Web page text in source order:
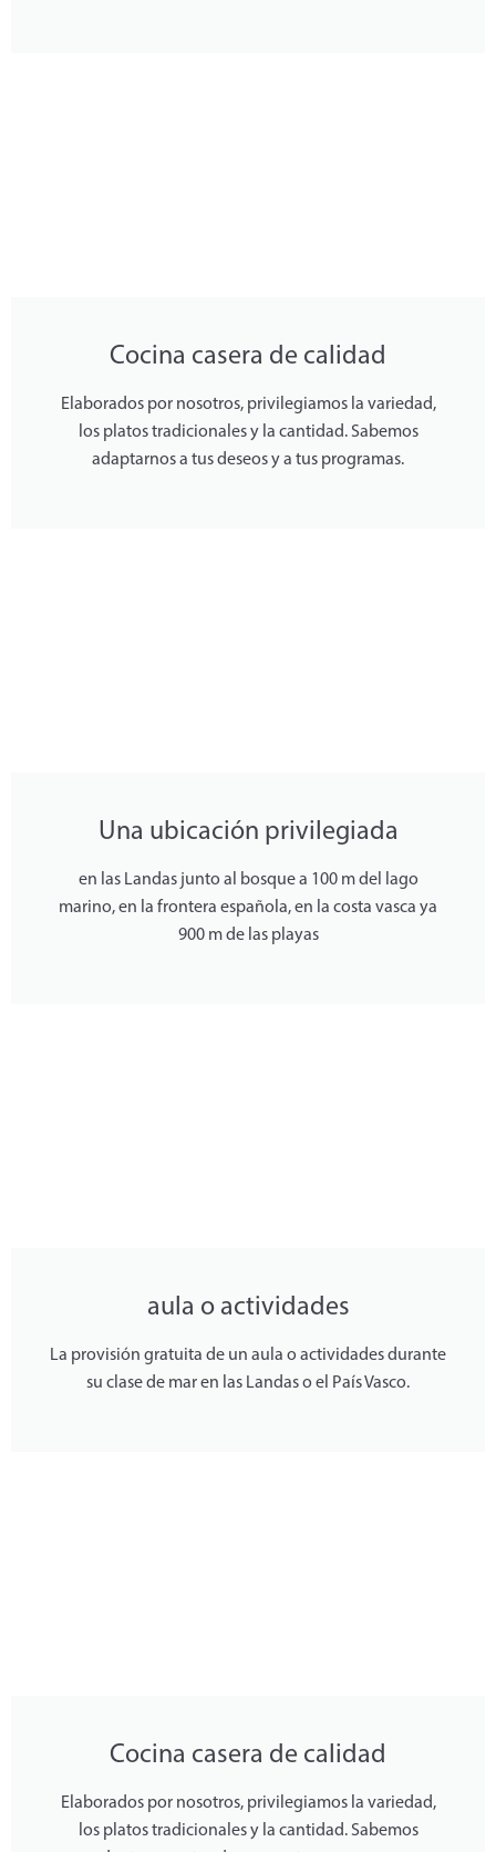
Cocina casera de calidad
Elaborados por nosotros, privilegiamos la variedad,
los platos tradicionales y la cantidad. Sabemos
adaptarnos a tus deseos y a tus programas.
Una ubicación privilegiada
en las Landas junto al bosque a 100 m del lago
marino, en la frontera española, en la costa vasca ya
900 m de las playas
aula o actividades
La provisión gratuita de un aula o actividades durante
su clase de mar en las Landas o el País Vasco.
Cocina casera de calidad
Elaborados por nosotros, privilegiamos la variedad,
los platos tradicionales y la cantidad. Sabemos